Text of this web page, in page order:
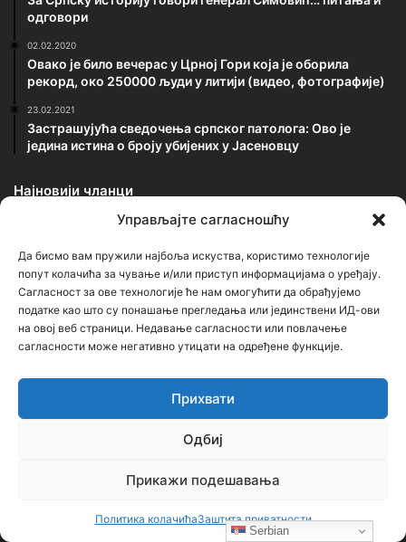
Управљајте сагласношћу
Да бисмо вам пружили најбоља искуства, користимо технологије
попут колачића за чување и/или приступ информацијама о уређају.
Сагласност за ове технологије ће нам омогућити да обрађујемо
податке као што су понашање прегледања или јединствени ИД-ови
на овој веб страници. Недавање сагласности или повлачење
сагласности може негативно утицати на одређене функције.
Прихвати
Одбиј
Прикажи подешавања
Политика колачићаЗаштита приватности
одговори
02.02.2020
Овако је било вечерас у Црној Гори која је оборила
рекорд, око 250000 људи у литији (видео, фотографије)
23.02.2021
Застрашујућа сведочења српског патолога: Ово је
једина истина о броју убијених у Јасеновцу
Најновији чланци
ТРАГ БОЛНЕ СЕОБЕ КОЈИ И ДАНАС ЖИВИ
У ИМЕНУ БЕОГРАДСКЕ ШУМЕ
1 дан ago
Бојанић: Србија се буди – али тек сада
почиње најважнија битка
Бојанић: ОЛУЈА… Битка за истину води се
5 дана ago
Serbian